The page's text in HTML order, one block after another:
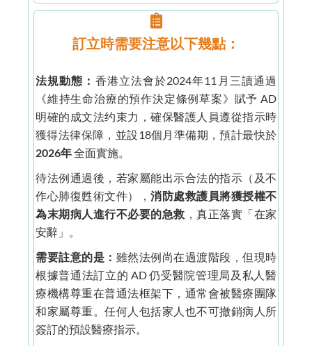
訂立時需要注意以下幾點：
法規動態： 香港立法會於2024年11月三讀通過
《維持生命治療的預作決定條例草案》賦予 AD
明確的成文法约束力，確保醫護人員遵從指示時
獲得法律保障，並設18個月準備期，預計最快於
2026年全面實施。
待法例通過後，若家屬能出示合法的指示（及不
作心肺復甦術文件）， 消防處救護員將獲授權不
為末期病人進行不必要的急救 ，真正落實「在家
安辭」。
需要註意的是： 雖然法例尚在過渡階段，但現時
根據普通法訂立的 AD 仍受醫院管理局及私人醫
療機構尊重在普通法框架下，通常會被醫療團隊
和家屬尊重。任何人包括家人也不可撤銷病人所
簽訂的預設醫療指示。